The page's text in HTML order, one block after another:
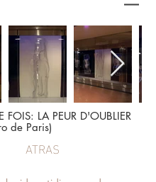
FOIS: LA PEUR D'OUBLIER
de Paris)
ATRAS